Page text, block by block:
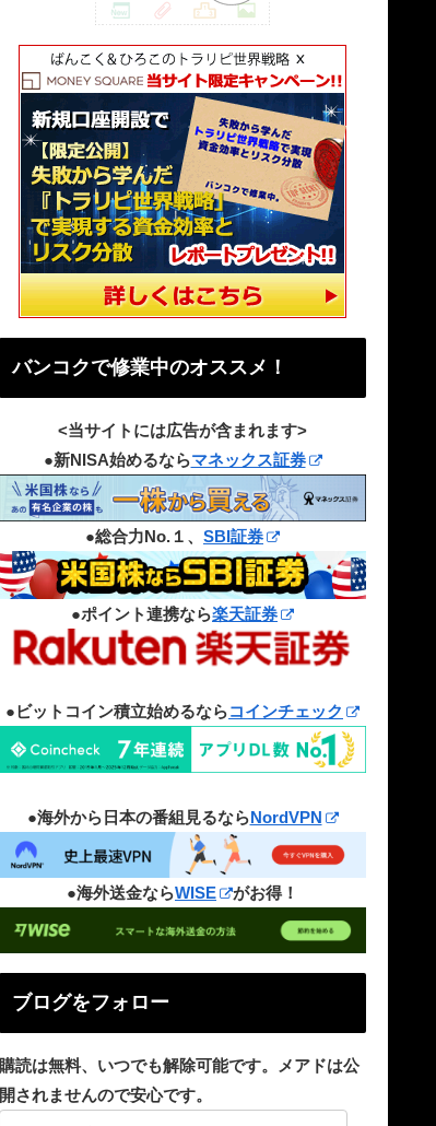
バンコクで修業中のオススメ！
<当サイトには広告が含まれます>
●新NISA始めるならマネックス証券
●総合力No.１、 SBI証券
●ポイント連携なら楽天証券
●ビットコイン積立始めるならコインチェック
●海外から日本の番組見るならNordVPN
●海外送金ならWISE がお得！
ブログをフォロー
購読は無料、いつでも解除可能です。メアドは公
開されませんので安心です。